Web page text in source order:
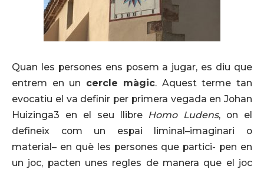
Quan les persones ens posem a jugar, es diu que
entrem en un cercle màgic. Aquest terme tan
evocatiu el va definir per primera vegada en Johan
Huizinga3 en el seu llibre Homo Ludens, on el
defineix com un espai liminal–imaginari o
material– en què les persones que partici- pen en
un joc, pacten unes regles de manera que el joc